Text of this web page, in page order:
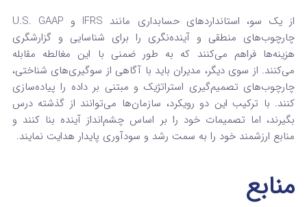
از یک سو، استانداردهای حسابداری مانند IFRS و U.S. GAAP
چارچوب‌های منطقی و آینده‌نگری را برای شناسایی و گزارشگری
هزینه‌ها فراهم می‌کنند که به طور ضمنی با این مغالطه مقابله
می‌کنند. از سوی دیگر، مدیران باید با آگاهی از سوگیری‌های شناختی،
چارچوب‌های تصمیم‌گیری استراتژیک و مبتنی بر داده را پیاده‌سازی
کنند. با ترکیب این دو رویکرد، سازمان‌ها می‌توانند از گذشته درس
بگیرند، اما تصمیمات خود را بر اساس چشم‌انداز آینده بنا کنند و
منابع ارزشمند خود را به سمت رشد و سودآوری پایدار هدایت نمایند.
منابع